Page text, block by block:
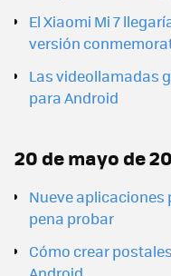
El Xiaomi Mi 7
versión
Las videollamadas
para Android
20 de mayo de
Nueve aplicaciones
pena probar
Cómo crear